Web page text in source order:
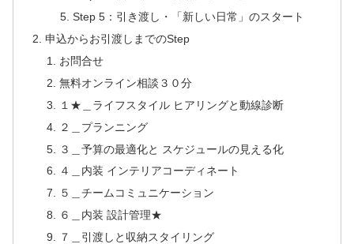
Step 5：引き渡し・「新しい日常」のスタート
申込からお引渡しまでのStep
お問合せ
無料オンライン相談３０分
１★＿ライフスタイル ヒアリングと動線診断
２＿プランニング
３＿予算の最適化と スケジュールの見える化
４＿内装 インテリアコーディネート
５＿チームコミュニケーション
６＿内装 設計管理★
７＿引渡しと収納スタイリング